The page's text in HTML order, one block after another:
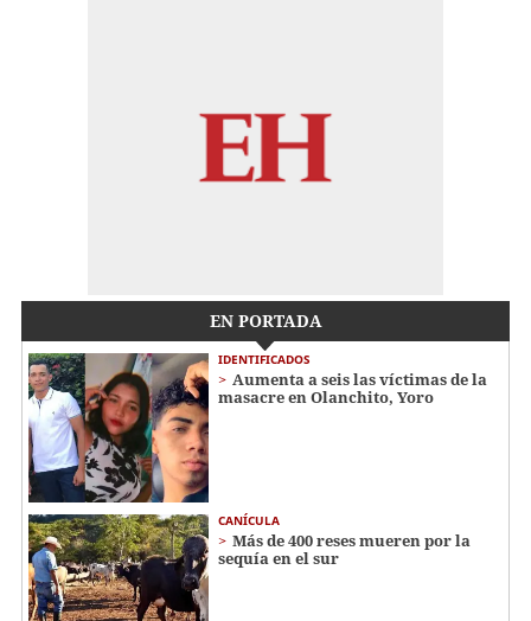
EN PORTADA
IDENTIFICADOS
Aumenta a seis las víctimas de la
masacre en Olanchito, Yoro
CANÍCULA
Más de 400 reses mueren por la
sequía en el sur